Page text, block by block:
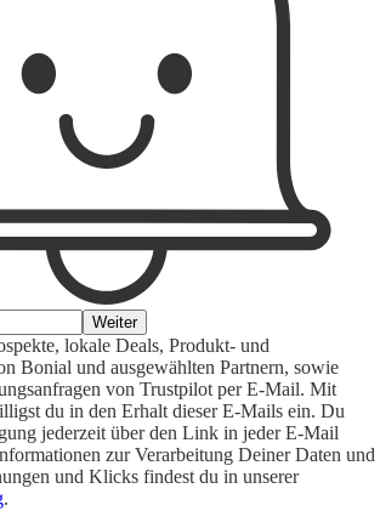
Weiter
lokale Deals, Produkt- und
Bonial und ausgewählten Partnern, sowie
von Trustpilot per E-Mail. Mit
du in den Erhalt dieser E-Mails ein. Du
jederzeit über den Link in jeder E-Mail
zur Verarbeitung Deiner Daten und
und Klicks findest du in unserer
.